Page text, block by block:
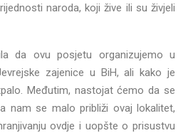
naroda, koji žive ili su živjeli
da ovu posjetu organizujemo u
zajenice u BiH, ali kako je
Međutim, nastojat ćemo da se
nam se malo približi ovaj lokalitet,
ovdje i uopšte o prisustvu